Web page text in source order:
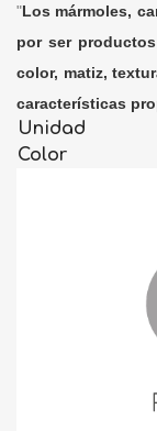
"Los mármoles,
por ser
color, matiz,
características
Unidad
Color